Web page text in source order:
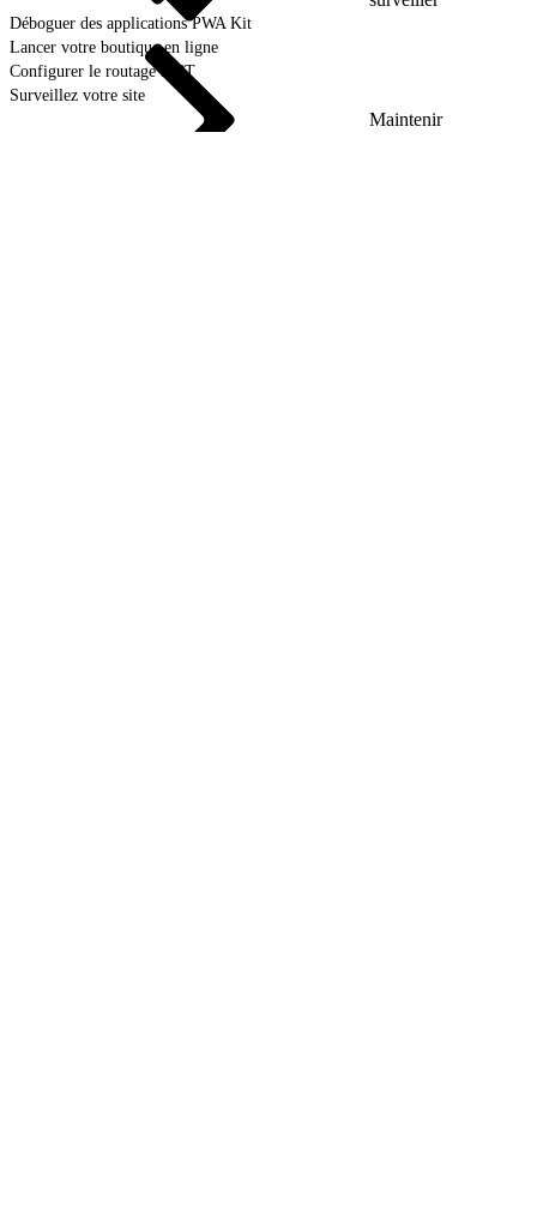
Déboguer des applications PWA Kit
Lancer votre boutique en ligne
Configurer le routage MRT
Surveillez votre site
Maintenir